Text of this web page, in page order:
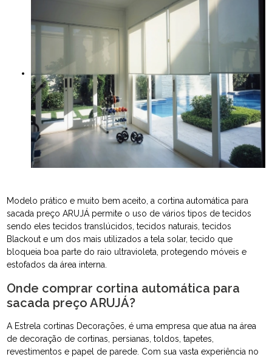
Modelo prático e muito bem aceito, a cortina automática para
sacada preço ARUJÁ permite o uso de vários tipos de tecidos
sendo eles tecidos translúcidos, tecidos naturais, tecidos
Blackout e um dos mais utilizados a tela solar, tecido que
bloqueia boa parte do raio ultravioleta, protegendo móveis e
estofados da área interna.
Onde comprar cortina automática para
sacada preço ARUJÁ?
A Estrela cortinas Decorações, é uma empresa que atua na área
de decoração de cortinas, persianas, toldos, tapetes,
revestimentos e papel de parede. Com sua vasta experiência no